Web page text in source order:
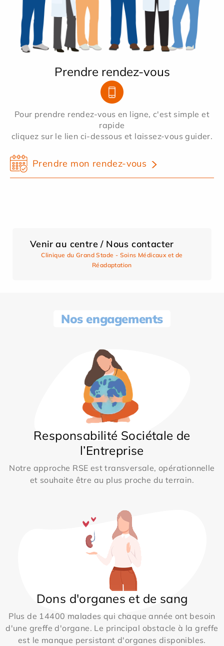
Prendre rendez-vous
Pour prendre rendez-vous en ligne, c'est simple et
rapide
cliquez sur le lien ci-dessous et laissez-vous guider.
Prendre mon rendez-vous
Venir au centre / Nous contacter
Clinique du Grand Stade - Soins Médicaux et de
Réadaptation
Nos engagements
Responsabilité Sociétale de
l’Entreprise
Notre approche RSE est transversale, opérationnelle
et souhaite être au plus proche du terrain.
Dons d'organes et de sang
Plus de 14400 malades qui chaque année ont besoin
d'une greffe d'organe. Le principal obstacle à la greffe
est le manque persistant d'organes disponibles.